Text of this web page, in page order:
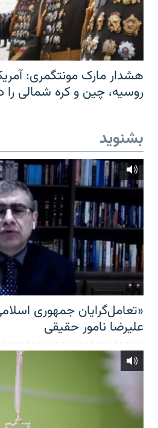
هشدار مارک مونتگمری:
روسیه، چین و کره شمالی
بشنوید
«تعامل‌گرایان جمهوری
علیرضا نامور حقیقی